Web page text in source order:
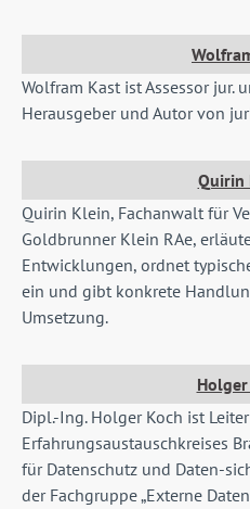
Wolfram Kast ist Assessor jur.
Herausgeber und Autor von
Quirin
Quirin Klein, Fachanwalt für
Goldbrunner Klein RAe,
Entwicklungen, ordnet
ein und gibt konkrete
Umsetzung.
Dipl.-Ing. Holger Koch ist
Erfahrungsaustauschkreises
für Datenschutz und Daten-
der Fachgruppe „Externe